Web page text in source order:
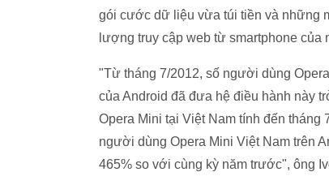
gói cước dữ liệu vừa túi tiền và những
lượng truy cập web từ smartphone
"Từ tháng 7/2012, số người dùng
của Android đã đưa hệ điều hành này
Opera Mini tại Việt Nam tính đến
người dùng Opera Mini Việt Nam trên
465% so với cùng kỳ năm trước", ông